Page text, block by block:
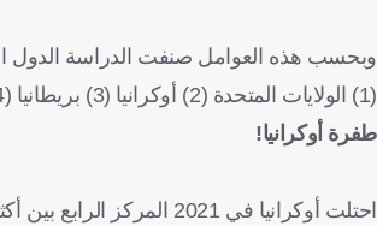
وبحسب هذه العوامل صنفت الدراسة الدول
(1) الولايات المتحدة (2) أوكرانيا (3) بريطانيا (4) الهند (5) تايلاند (6) روسيا (7) فرنسا (8) هولندا (9) فيتنام (
طفرة أوكرانيا!
احتلت أوكرانيا في 2021 المركز الرابع بين أكثر الدول احتضانا للعملات المشفرة، بناء على تقديرات مجموعة أبحاث